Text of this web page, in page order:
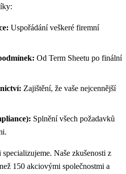
Uspořádání veškeré firemní
Od Term Sheetu po finální
Zajištění, že vaše nejcennější
Splnění všech požadavků
Naše zkušenosti z
150 akciovými společnostmi a